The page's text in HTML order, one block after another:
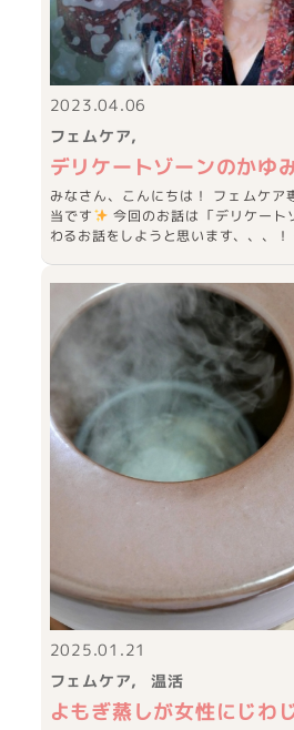
2023.04.06
フェムケア
デリケートゾーンのかゆ
みなさん、こんにちは！ フェムケア
当です
今回のお話は「デリケート
わるお話をしようと思います、、、
2025.01.21
フェムケア
温活
よもぎ蒸しが女性にじわ